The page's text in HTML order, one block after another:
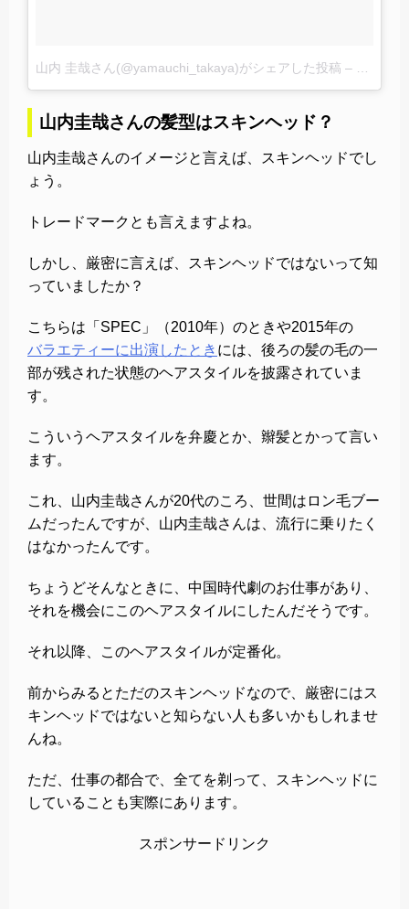
山内 圭哉さん(@yamauchi_takaya)がシェアした投稿 –
山内圭哉さんの髪型はスキンヘッド？
山内圭哉さんのイメージと言えば、スキンヘッドでし
ょう。
トレードマークとも言えますよね。
しかし、厳密に言えば、スキンヘッドではないって知
っていましたか？
こちらは「SPEC」（2010年）のときや2015年の
バラエティーに出演したとき には、後ろの髪の毛の一
部が残された状態のヘアスタイルを披露されていま
す。
こういうヘアスタイルを弁慶とか、辮髪とかって言い
ます。
これ、山内圭哉さんが20代のころ、世間はロン毛ブー
ムだったんですが、山内圭哉さんは、流行に乗りたく
はなかったんです。
ちょうどそんなときに、中国時代劇のお仕事があり、
それを機会にこのヘアスタイルにしたんだそうです。
それ以降、このヘアスタイルが定番化。
前からみるとただのスキンヘッドなので、厳密にはス
キンヘッドではないと知らない人も多いかもしれませ
んね。
ただ、仕事の都合で、全てを剃って、スキンヘッドに
していることも実際にあります。
スポンサードリンク